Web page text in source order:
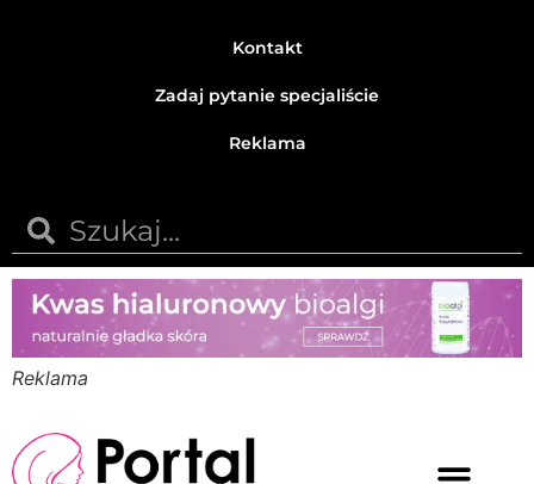
Kontakt
Zadaj pytanie specjaliście
Reklama
Reklama